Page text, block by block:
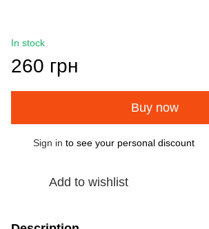
In stock
260 грн
Buy now
Sign in to see your personal discount
Add to wishlist